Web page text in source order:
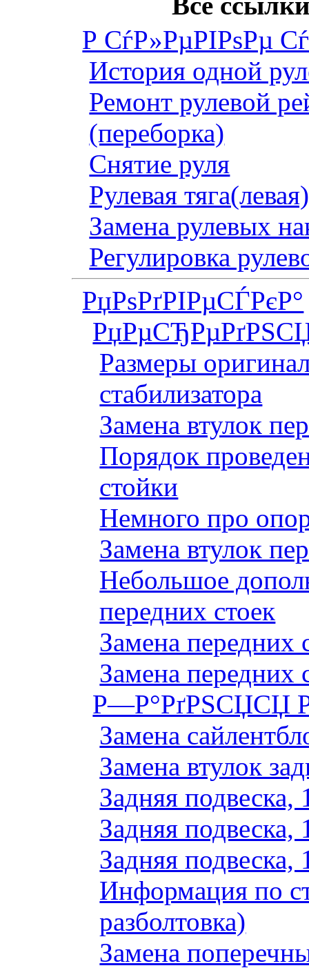
Р СѓР»РµРІРѕРµ
История одной
Ремонт рулевой
(переборка)
Снятие руля
Рулевая
Замена рулевых
Регулировка
РџРѕРґРІРµСЃРєР°
Размеры
стабилизатора
Замена втулок
Порядок
стойки
Немного про
Замена втулок
Небольшое
передних стоек
Замена передних
Замена передних
Р—Р°РґРЅСЏСЏ
Замена
Замена втулок
Задняя подвеска,
Задняя подвеска,
Задняя
Информация по
разболтовка)
Замена